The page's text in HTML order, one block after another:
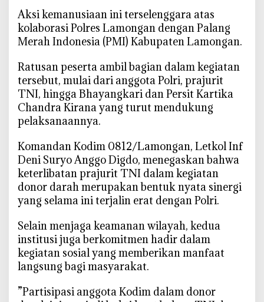
-
P
o
r
i
d
i
L
m
o
n
g
a
n
o
m
p
a
D
‎Aksi kemanusiaan ini terselenggara atas
kolaborasi Polres Lamongan dengan Palang
Merah Indonesia (PMI) Kabupaten Lamongan.
‎Ratusan peserta ambil bagian dalam kegiatan
tersebut, mulai dari anggota Polri, prajurit
TNI, hingga Bhayangkari dan Persit Kartika
Chandra Kirana yang turut mendukung
pelaksanaannya.
‎Komandan Kodim 0812/Lamongan, Letkol Inf
Deni Suryo Anggo Digdo, menegaskan bahwa
keterlibatan prajurit TNI dalam kegiatan
donor darah merupakan bentuk nyata sinergi
yang selama ini terjalin erat dengan Polri.
‎Selain menjaga keamanan wilayah, kedua
institusi juga berkomitmen hadir dalam
kegiatan sosial yang memberikan manfaat
langsung bagi masyarakat.
‎”Partisipasi anggota Kodim dalam donor